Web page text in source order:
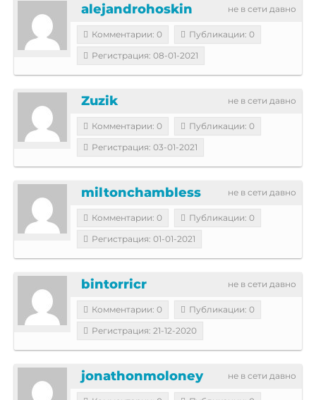
не в сети давно
alejandrohoskin
Комментарии: 0
Публикации: 0
Регистрация: 08-01-2021
не в сети давно
Zuzik
Комментарии: 0
Публикации: 0
Регистрация: 03-01-2021
не в сети давно
miltonchambless
Комментарии: 0
Публикации: 0
Регистрация: 01-01-2021
не в сети давно
bintorricr
Комментарии: 0
Публикации: 0
Регистрация: 21-12-2020
не в сети давно
jonathonmoloney